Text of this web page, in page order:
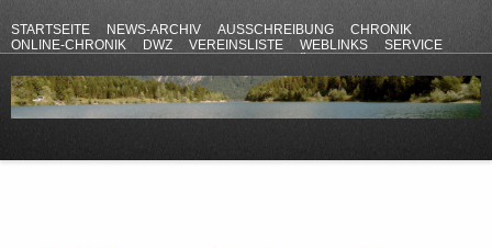
STARTSEITE NEWS-ARCHIV AUSSCHREIBUNG
CHRONIK
ONLINE-CHRONIK
DWZ VEREINSLISTE WEBLINKS
SERVICE